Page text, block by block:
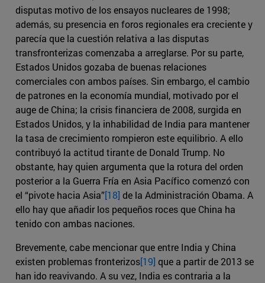
disputas motivo de los ensayos nucleares de 1998;
además, su presencia en foros regionales era creciente y
parecía que la cuestión relativa a las disputas
transfronterizas comenzaba a arreglarse. Por su parte,
Estados Unidos gozaba de buenas relaciones
comerciales con ambos países. Sin embargo, el cambio
de patrones en la economía mundial, motivado por el
auge de China; la crisis financiera de 2008, surgida en
Estados Unidos, y la inhabilidad de India para mantener
la tasa de crecimiento rompieron este equilibrio. A ello
contribuyó la actitud tirante de Donald Trump. No
obstante, hay quien argumenta que la rotura del orden
posterior a la Guerra Fría en Asia Pacífico comenzó con
el “pivote hacia Asia”[18] de la Administración Obama. A
ello hay que añadir los pequeños roces que China ha
tenido con ambas naciones.
Brevemente, cabe mencionar que entre India y China
existen problemas fronterizos[19] que a partir de 2013 se
han ido reavivando. A su vez, India es contraria a la